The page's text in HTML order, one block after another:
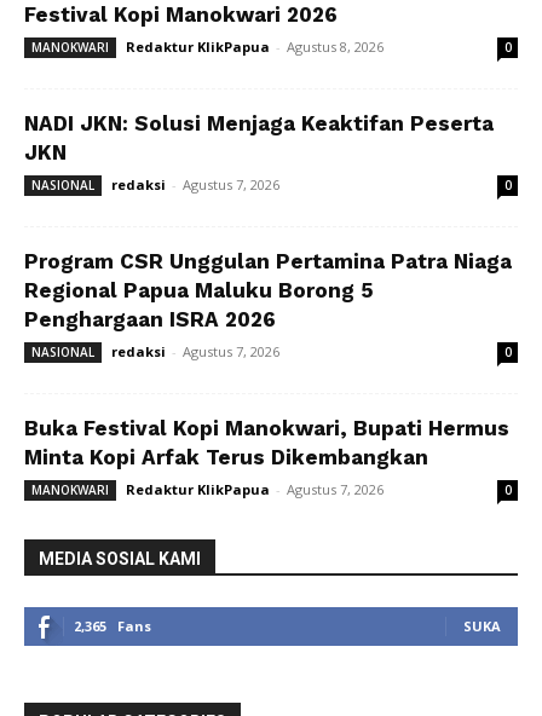
Festival Kopi Manokwari 2026
MANOKWARI Redaktur KlikPapua - Agustus 8, 2026 0
NADI JKN: Solusi Menjaga Keaktifan Peserta
JKN
NASIONAL redaksi - Agustus 7, 2026 0
Program CSR Unggulan Pertamina Patra Niaga
Regional Papua Maluku Borong 5
Penghargaan ISRA 2026
NASIONAL redaksi - Agustus 7, 2026 0
Buka Festival Kopi Manokwari, Bupati Hermus
Minta Kopi Arfak Terus Dikembangkan
MANOKWARI Redaktur KlikPapua - Agustus 7, 2026 0
MEDIA SOSIAL KAMI
2,365 Fans SUKA